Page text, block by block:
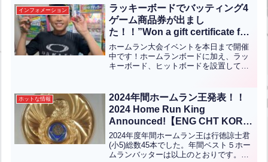
君 ８２Kｍ/ｈ 小倉中央ス...全文はクリッ
ク
インフォメーション
ラッキーボードでバッティング4
ゲーム商品券が出まし
た！！”Won a gift certificate for
four batting games on the lucky
board!!”【ENG CHT KOR
JPN】
ホームラン大会イベントを本日まで開催
中です！ホームランボードに加え、ラッ
キーボード、ヒットボードを設置してお
ししています！くじ引きガムとは4種類の
色があり、赤が出るとバ...全文はクリッ
ク
ホットな情報
2024年間ホームラン王発表！！
2024 Home Run King
Announced!【ENG CHT KOR
JPN】
2024年度年間ホームラン王は行徳諒士君
(小5)総数45本でした。年間ベスト５ホー
ムランバッターは以上のとおりです。受